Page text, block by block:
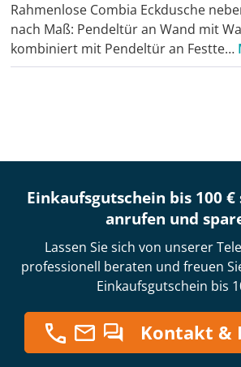
Rahmenlose Combia Eckdusche
nach Maß: Pendeltür an Wand mit
kombiniert mit Pendeltür an Festte…
Einkaufsgutschein bis 100 €
anrufen und
Lassen Sie sich von unserer
professionell beraten und freuen
Einkaufsgutschein bis
Kontakt &